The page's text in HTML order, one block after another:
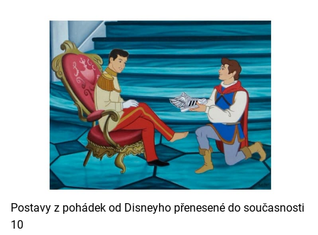
Postavy z pohádek od Disneyho přenesené do současnosti
10